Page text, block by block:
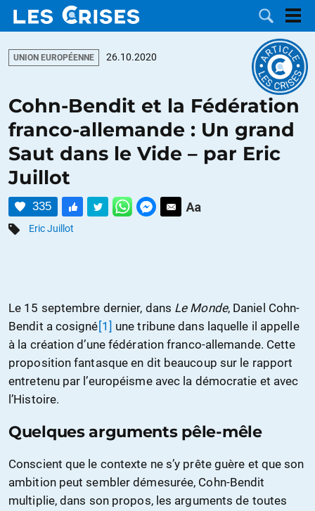
LES
DOSSIERS
CATÉGORIES
NOUS
UNION EUROPÉENNE 26.10.2020
Cohn-Bendit et la Fédération
franco-allemande : Un grand
Saut dans le Vide – par Eric
Juillot
335
Eric Juillot
Le 15 septembre dernier, dans Le Monde, Daniel Cohn-
Bendit a cosigné [1] une tribune dans laquelle il appelle
à la création d’une fédération franco-allemande. Cette
proposition fantasque en dit beaucoup sur le rapport
entretenu par l’européisme avec la démocratie et avec
l’Histoire.
Quelques arguments pêle-mêle
Conscient que le contexte ne s’y prête guère et que son
ambition peut sembler démesurée, Cohn-Bendit
multiplie, dans son propos, les arguments de toutes